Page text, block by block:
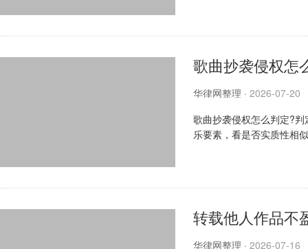
歌曲抄袭侵权怎
华律网整理 · 2026-07-20
歌曲抄袭侵权怎么判定?
乐要素，看是否实质性相
转载他人作品不
华律网整理 · 2026-07-16